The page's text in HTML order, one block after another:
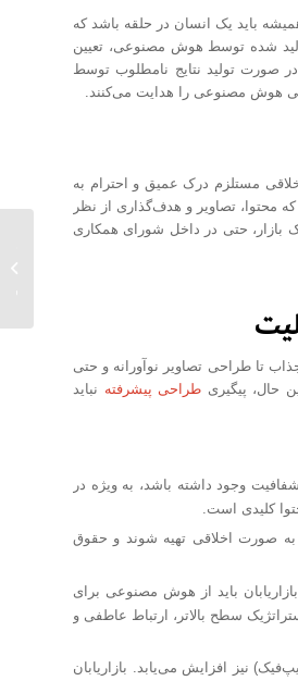
باید یک انسان در حلقه باشد که
شده توسط هوش مصنوعی، تعیین
صورت تولید نتایج نامطلوب توسط
هوش مصنوعی را هدایت می‌کنند.
مستلزم درک عمیق و احترام به
تصاویر و هدف‌گذاری از نظر
بازار، حتی در داخل شورای همکاری
تا طراحی تصاویر نوآورانه و حتی
حال، پیگیری طراحی پیشرفته نباید
وجود داشته باشد، به ویژه در
کلیدی است.
صورت اخلاقی تهیه شوند و حقوق
باید از هوش مصنوعی برای
سطح بالاتر، ارتباط عاطفی و
نیز افزایش می‌یابد. بازاریابان